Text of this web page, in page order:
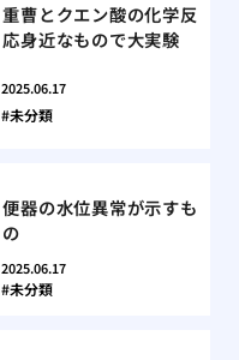
重曹とクエン酸の化学反
応身近なもので大実験
2025.06.17
未分類
便器の水位異常が示すも
の
2025.06.17
未分類